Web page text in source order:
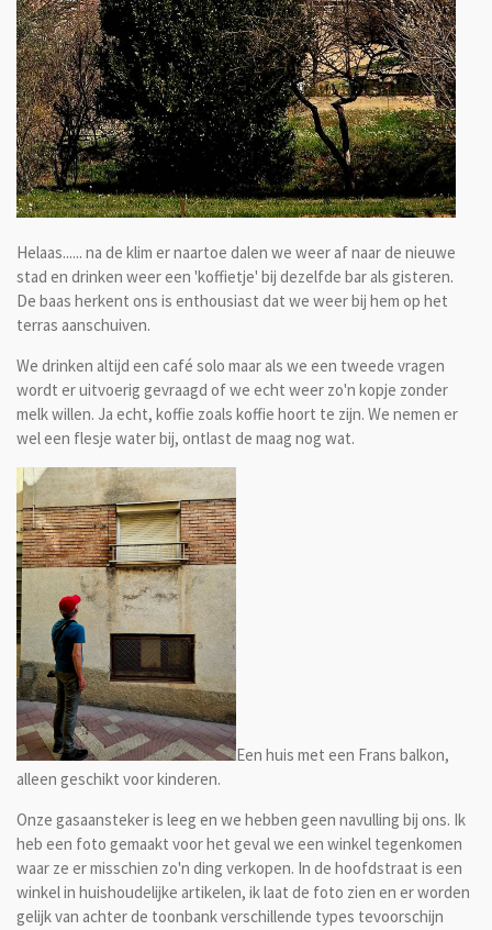
Helaas...... na de klim er naartoe dalen we weer af naar de nieuwe
stad en drinken weer een 'koffietje' bij dezelfde bar als gisteren.
De baas herkent ons is enthousiast dat we weer bij hem op het
terras aanschuiven.
We drinken altijd een café solo maar als we een tweede vragen
wordt er uitvoerig gevraagd of we echt weer zo'n kopje zonder
melk willen. Ja echt, koffie zoals koffie hoort te zijn. We nemen er
wel een flesje water bij, ontlast de maag nog wat.
Een huis met een Frans balkon,
alleen geschikt voor kinderen.
Onze gasaansteker is leeg en we hebben geen navulling bij ons. Ik
heb een foto gemaakt voor het geval we een winkel tegenkomen
waar ze er misschien zo'n ding verkopen. In de hoofdstraat is een
winkel in huishoudelijke artikelen, ik laat de foto zien en er worden
gelijk van achter de toonbank verschillende types tevoorschijn